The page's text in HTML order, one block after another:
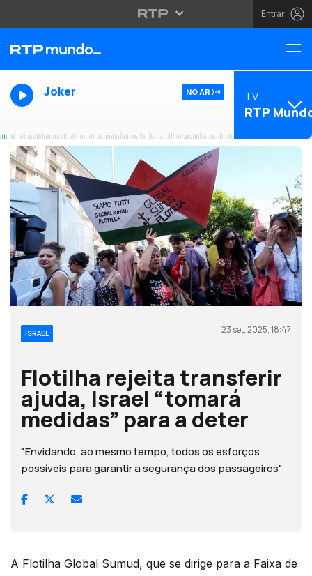
Entrar
Joker NO AR TV
RTP
ISRAEL 23 set, 2025, 18:47
Flotilha rejeita transferir
ajuda, Israel “tomará
medidas” para a deter
"Envidando, ao mesmo tempo, todos os esforços
possíveis para garantir a segurança dos passageiros"
A Flotilha Global Sumud, que se dirige para a Faixa de